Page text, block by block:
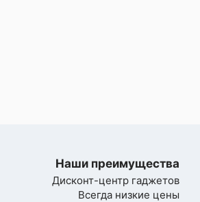
Наши преимущества
Дисконт-центр гаджетов
Всегда низкие цены